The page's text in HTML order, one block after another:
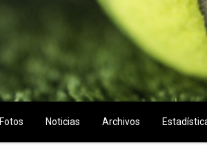
Fotos Noticias Archivos